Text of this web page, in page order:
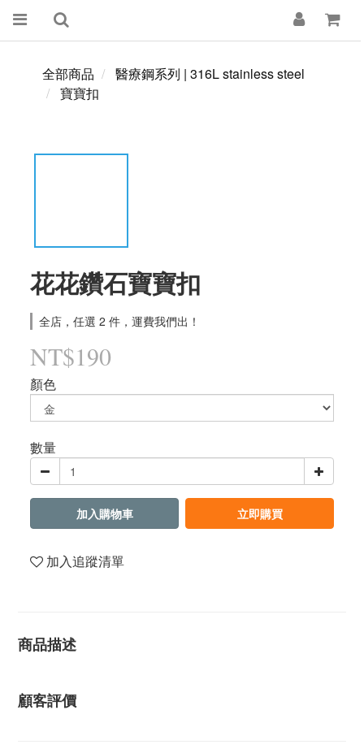
全部商品
醫療鋼系列 | 316L stainless steel
寶寶扣
花花鑽石寶寶扣
全店，任選 2 件，運費我們出！
NT$190
顏色
數量
加入購物車 立即購買
加入追蹤清單
商品描述
顧客評價